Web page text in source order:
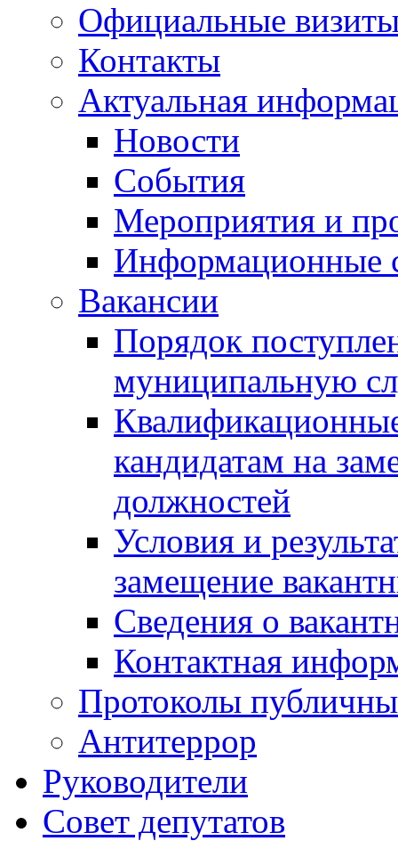
Официальные
Контакты
Актуальная
Новости
События
Мероприятия и
Информационные
Вакансии
Порядок
муниципальную
кандидатам на
должностей
Условия и
замещение
Сведения о
Контактная
Протоколы
Антитеррор
Руководители
Совет депутатов